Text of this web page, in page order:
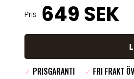
Pris 649 SEK
✓ PRISGARANTI ✓ FRI FRAKT